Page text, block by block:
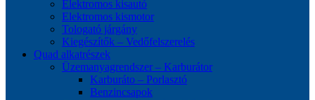
Elektromos kisautó
Elektromos kismotor
Tologató járgány
Kiegészítők – Vedőfelszerelés
Quad alkatrészek
Üzemanyagrendszer – Karburátor
Karburáto – Porlasztó
Benzincsapok